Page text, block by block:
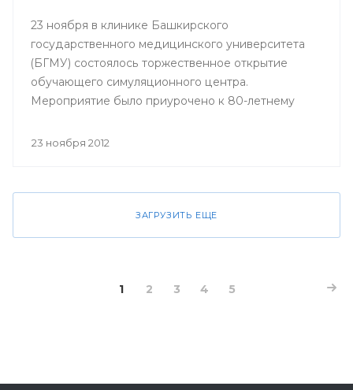
23 ноября в клинике Башкирского
государственного медицинского университета
(БГМУ) состоялось торжественное открытие
обучающего симуляционного центра.
Мероприятие было приурочено к 80-летнему
23 ноября 2012
ЗАГРУЗИТЬ ЕЩЕ
1 2 3 4 5